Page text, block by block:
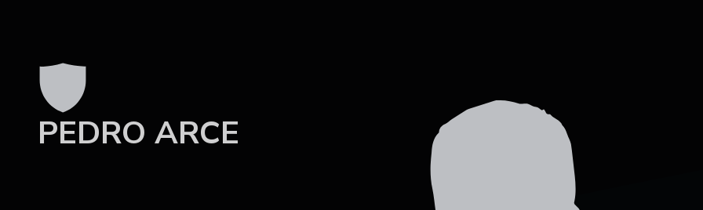
PEDRO ARCE